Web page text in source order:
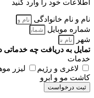
اطلاعات خود را وارد کنید
نام و نام خانوادگی
شماره موبایل
شهر
تمایل به دریافت چه خدماتی
خدمات
لاغری و رژیم
لیزر
کاشت مو و ابرو
ثبت درخواست